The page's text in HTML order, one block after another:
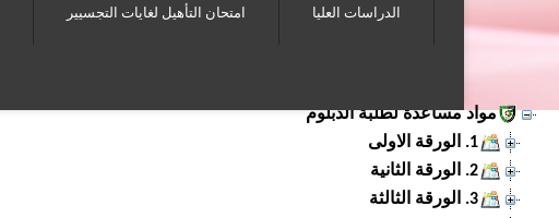
امتحان التأهيل لغايات التجسيير الدراسات العليا
مواد مساعدة لطلبة الدبلوم
1. الورقة الاولى
2. الورقة الثانية
3. الورقة الثالثة